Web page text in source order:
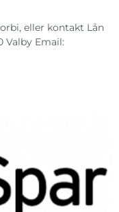
eller kontakt Lån
Valby Email: